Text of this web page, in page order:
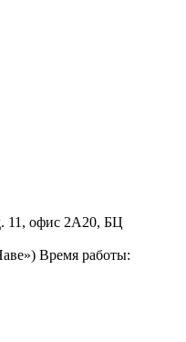
11, офис 2А20, БЦ
Время работы: